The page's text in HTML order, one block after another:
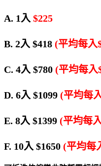
A. 1入 $225
B. 2入 $418 (平均每入
C. 4入 $780 (平均每入
D. 6入 $1099 (平均每
E. 8入 $1399 (平均每
F. 10入 $1650 (平均每